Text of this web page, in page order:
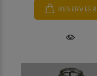
RESERVEER